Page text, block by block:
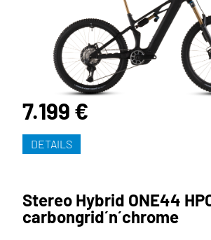
7.199 €
DETAILS
Stereo Hybrid ONE44
carbongrid´n´chrome